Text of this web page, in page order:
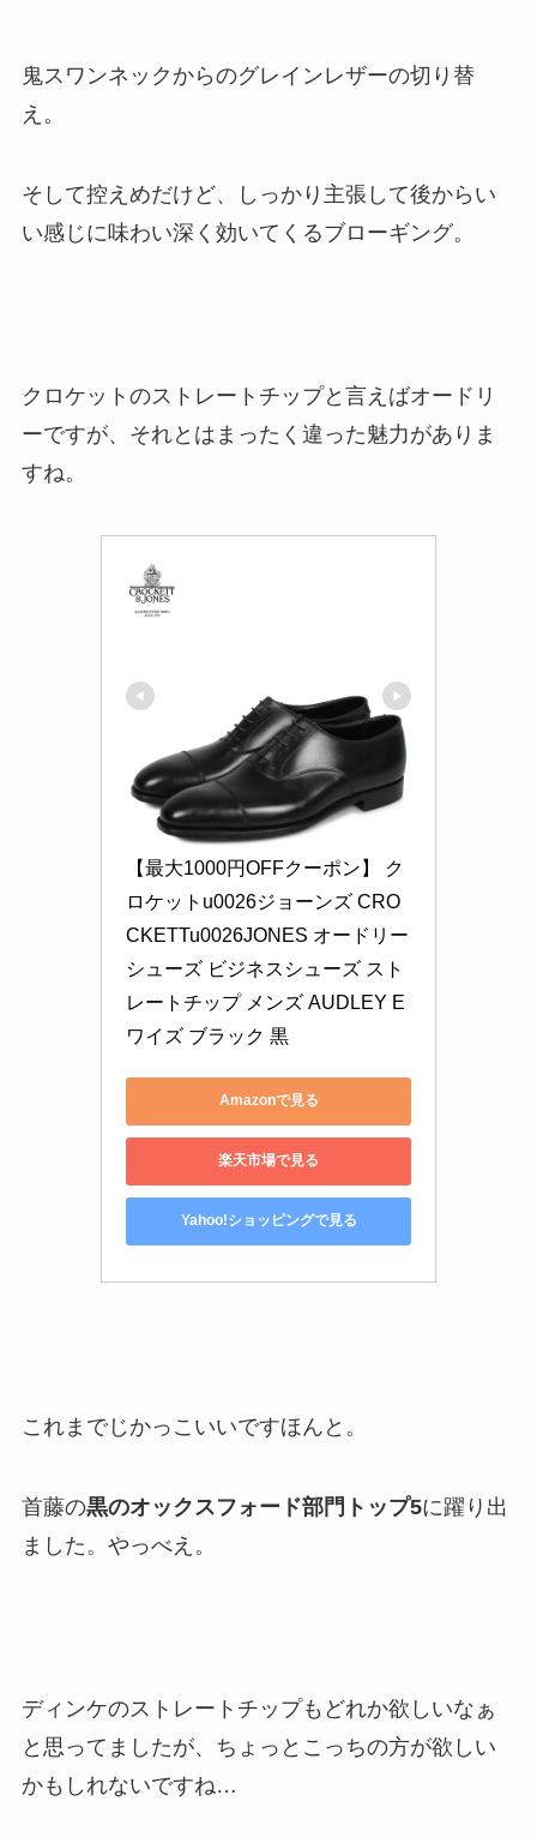
鬼スワンネックからのグレインレザーの切り替
え。
そして控えめだけど、しっかり主張して後からい
い感じに味わい深く効いてくるブローギング。
クロケットのストレートチップと言えばオードリ
ーですが、それとはまったく違った魅力がありま
すね。
【最大1000円OFFクーポン】 ク
ロケットu0026ジョーンズ CRO
CKETTu0026JONES オードリー
シューズ ビジネスシューズ スト
レートチップ メンズ AUDLEY E
ワイズ ブラック 黒
Amazonで見る
楽天市場で見る
Yahoo!ショッピングで見る
これまでじかっこいいですほんと。
首藤の黒のオックスフォード部門トップ5に躍り出
ました。やっべえ。
ディンケのストレートチップもどれか欲しいなぁ
と思ってましたが、ちょっとこっちの方が欲しい
かもしれないですね…